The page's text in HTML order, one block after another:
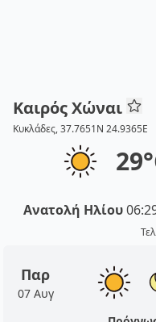
Καιρός Χώναι
Κυκλάδες, 37.7651N 24.9365E
Ανατολή Ηλίου
Παρ
07 Αυγ